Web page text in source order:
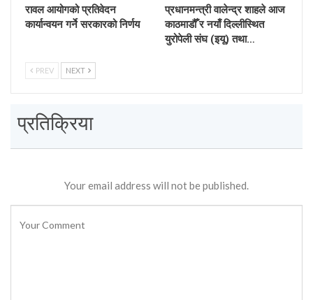
रावल आयोगको प्रतिवेदन
कार्यान्वयन गर्ने सरकारको निर्णय
प्रधानमन्त्री वालेन्द्र शाहले आज
काठमाडौँ र नयाँ दिल्लीस्थित
युरोपेली संघ (इयू) तथा…
PREV NEXT
प्रतिक्रिया
Your email address will not be published.